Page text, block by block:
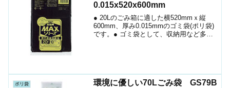
0.015x520x600mm
● 20Lのごみ箱に適した横520mmｘ縦
600mm、厚み0.015mmのゴミ袋(ポリ袋)
です。● ゴミ袋として、収納用など多目
ポリ袋
環境に優しい70Lごみ袋 GS79B